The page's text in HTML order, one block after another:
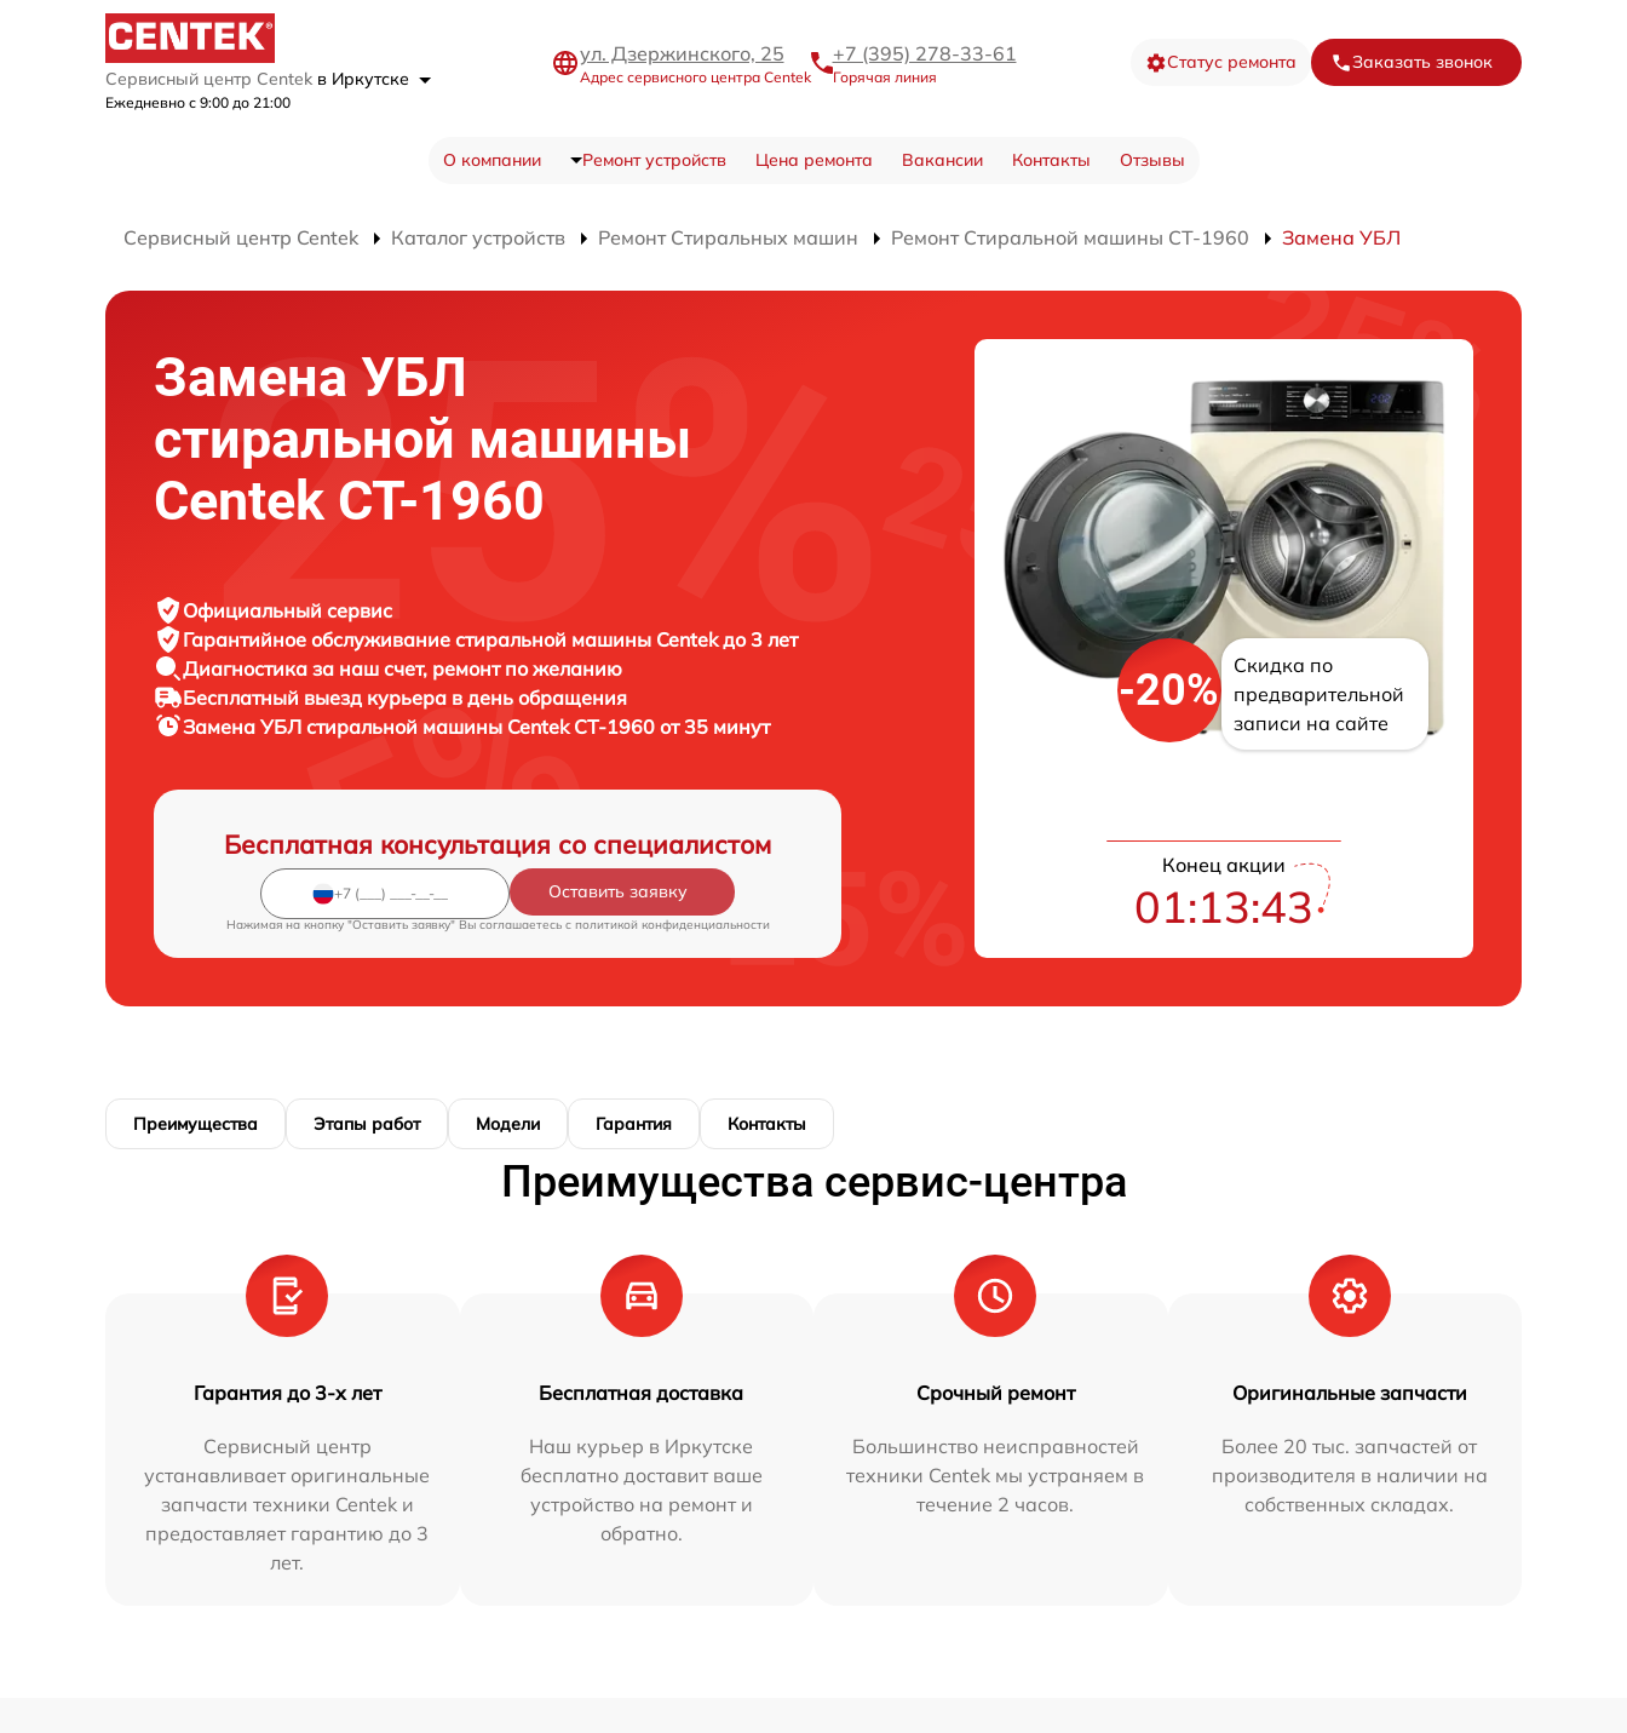
Сервисный центр Centek в Иркутске
Ежедневно с 9:00 до 21:00
ул. Дзержинского, 25
Адрес сервисного центра Centek
+7 (395) 278-33-61
Горячая линия
Статус ремонта Заказать звонок
О компании Ремонт устройств Цена ремонта Вакансии Контакты Отзывы
Сервисный центр Centek Каталог устройств Ремонт Стиральных машин Ремонт Стиральной машины CT-1960 Замена УБЛ
Замена УБЛ
стиральной машины
Centek CT-1960
Официальный сервис
Гарантийное обслуживание стиральной машины Centek до 3 лет
Диагностика за наш счет, ремонт по желанию
Бесплатный выезд курьера в день обращения
Замена УБЛ стиральной машины Centek CT-1960 от 35 минут
Бесплатная консультация со специалистом
Оставить заявку
Нажимая на кнопку "Оставить заявку" Вы соглашаетесь c политикой конфиденциальности
-20%
Скидка по
предварительной
записи на сайте
Конец акции
01:13:42
Преимущества Этапы работ Модели Гарантия Контакты
Преимущества сервис-центра
Гарантия до 3-х лет
Сервисный центр
устанавливает оригинальные
запчасти техники Centek и
предоставляет гарантию до 3
лет.
Бесплатная доставка
Наш курьер в Иркутске
бесплатно доставит ваше
устройство на ремонт и
обратно.
Срочный ремонт
Большинство неисправностей
техники Centek мы устраняем в
течение 2 часов.
Оригинальные запчасти
Более 20 тыс. запчастей от
производителя в наличии на
собственных складах.